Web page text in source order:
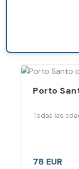
Porto
Todas las
78 EUR